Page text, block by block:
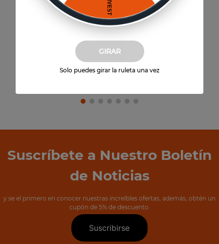
ESTUCHE TRAMA 17204
Agregar al carrito
Suscríbete a Nuestro Boletín
de Noticias
y se el primero en conocer nuestras increíbles ofertas, además, obtén un
cupón de 5% de descuento.
Suscribirse
GIRAR
Solo puedes girar la ruleta una vez